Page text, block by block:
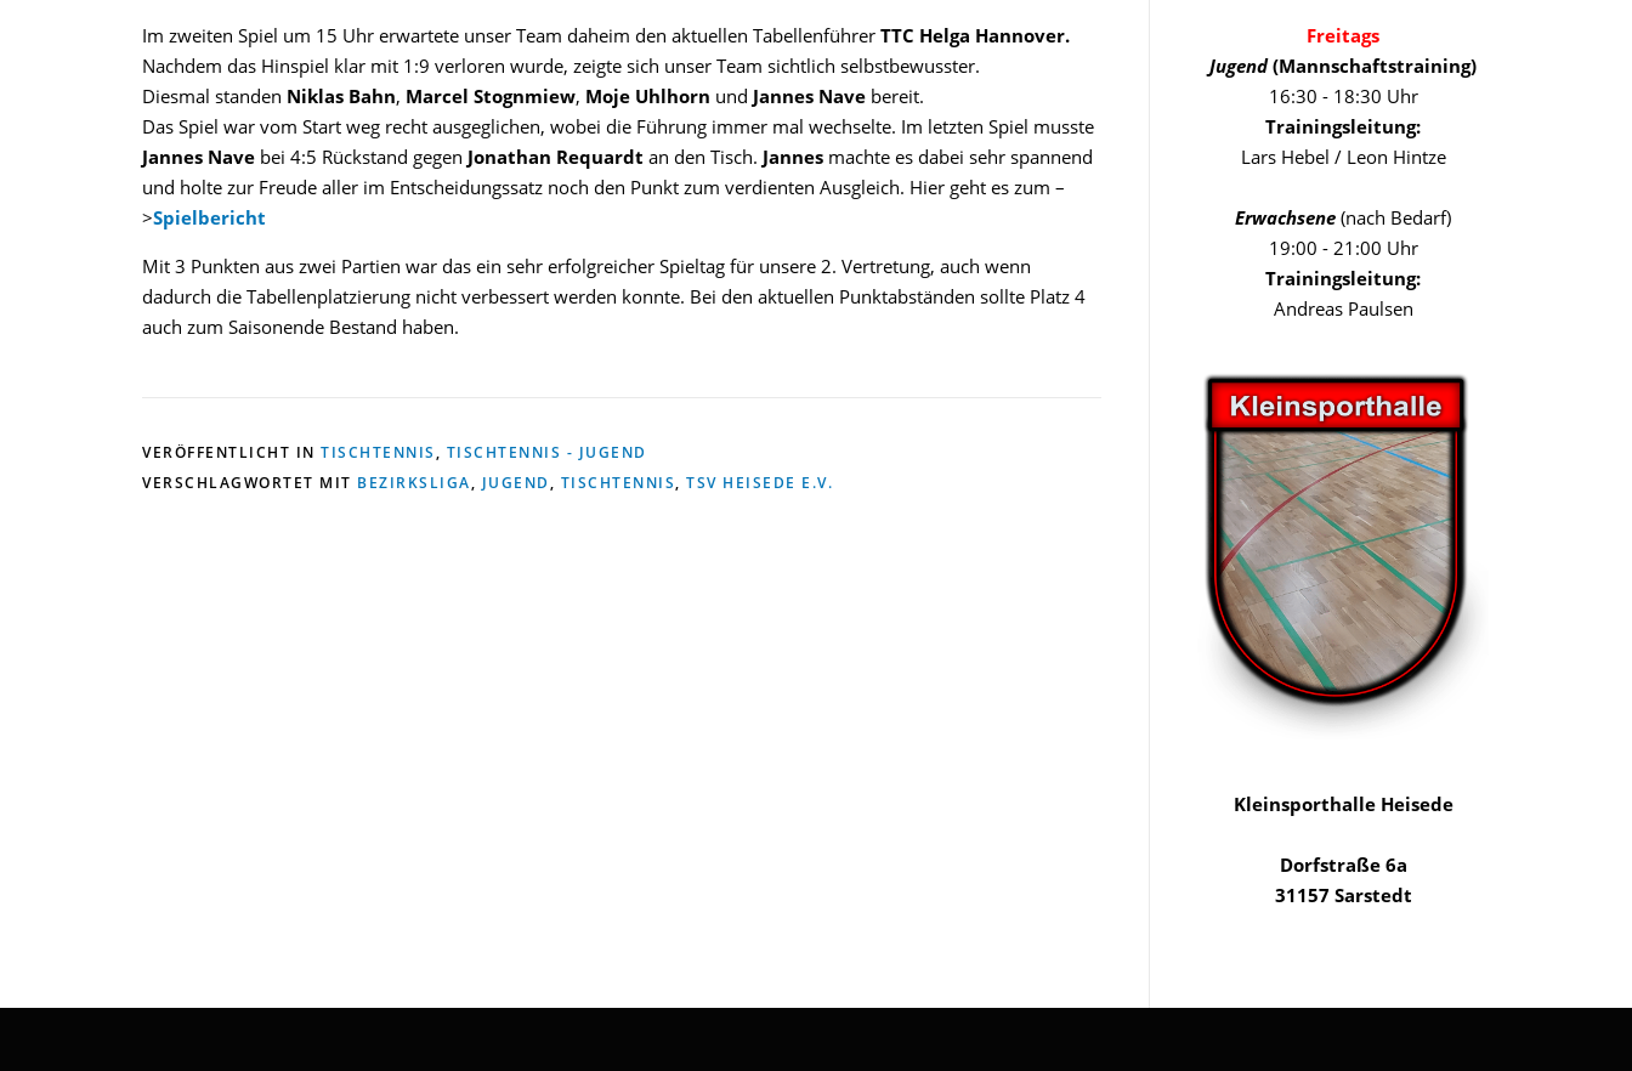
Im zweiten Spiel um 15 Uhr erwartete unser Team daheim den aktuellen Tabellenführer TTC Helga Hannover.
Nachdem das Hinspiel klar mit 1:9 verloren wurde, zeigte sich unser Team sichtlich selbstbewusster.
Diesmal standen Niklas Bahn, Marcel Stognmiew, Moje Uhlhorn und Jannes Nave bereit.
Das Spiel war vom Start weg recht ausgeglichen, wobei die Führung immer mal wechselte. Im letzten Spiel musste
Jannes Nave bei 4:5 Rückstand gegen Jonathan Requardt an den Tisch. Jannes machte es dabei sehr spannend
und holte zur Freude aller im Entscheidungssatz noch den Punkt zum verdienten Ausgleich. Hier geht es zum –
>Spielbericht
Mit 3 Punkten aus zwei Partien war das ein sehr erfolgreicher Spieltag für unsere 2. Vertretung, auch wenn
dadurch die Tabellenplatzierung nicht verbessert werden konnte. Bei den aktuellen Punktabständen sollte Platz 4
auch zum Saisonende Bestand haben.
VERÖFFENTLICHT IN TISCHTENNIS, TISCHTENNIS - JUGEND
VERSCHLAGWORTET MIT BEZIRKSLIGA, JUGEND, TISCHTENNIS, TSV HEISEDE E.V.
Freitags
Jugend(Mannschaftstraining)
16:30 - 18:30 Uhr
Trainingsleitung:
Lars Hebel / Leon Hintze
Erwachsene (nach Bedarf)
19:00 - 21:00 Uhr
Trainingsleitung:
Andreas Paulsen
Kleinsporthalle Heisede
Dorfstraße 6a
31157 Sarstedt